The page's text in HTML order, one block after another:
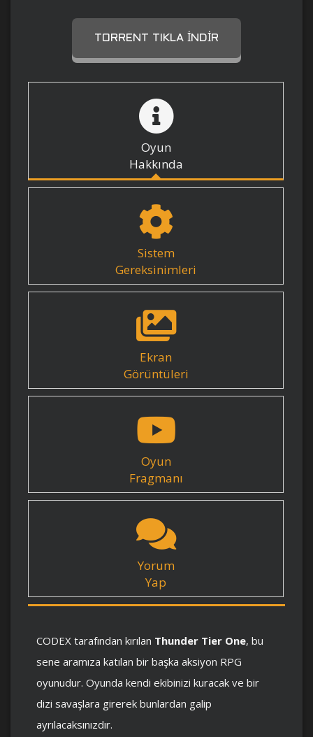
TORRENT TIKLA İNDIR
Oyun
Hakkında
Sistem
Gereksinimleri
Ekran
Görüntüleri
Oyun
Fragmanı
Yorum
Yap
CODEX tarafından kırılan Thunder Tier One, bu
sene aramıza katılan bir başka aksiyon RPG
oyunudur. Oyunda kendi ekibinizi kuracak ve bir
dizi savaşlara girerek bunlardan galip
ayrılacaksınızdır.